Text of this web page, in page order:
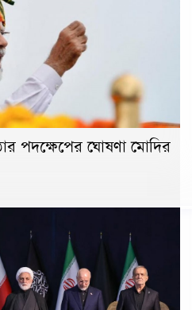
পদক্ষেপের ঘোষণা মোদির